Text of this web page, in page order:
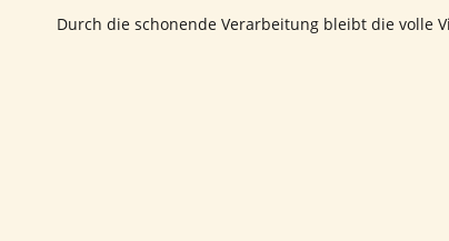
Durch die schonende Verarbeitung bleibt die volle